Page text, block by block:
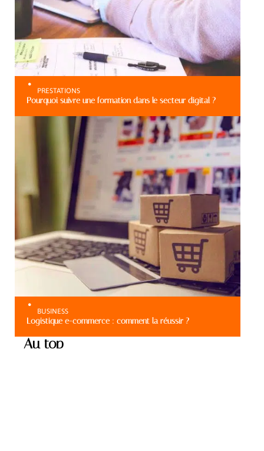
PRESTATIONS
Pourquoi suivre une formation dans le secteur digital ?
BUSINESS
Logistique e-commerce : comment la réussir ?
Au top